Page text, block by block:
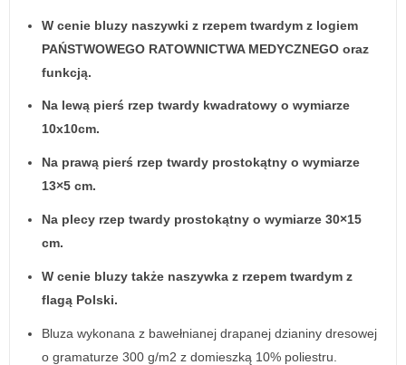
W cenie bluzy naszywki z rzepem twardym z logiem
PAŃSTWOWEGO RATOWNICTWA MEDYCZNEGO oraz
funkcją.
Na lewą pierś rzep twardy kwadratowy o wymiarze
10x10cm.
Na prawą pierś rzep twardy prostokątny o wymiarze
13×5 cm.
Na plecy rzep twardy prostokątny o wymiarze 30×15
cm.
W cenie bluzy także naszywka z rzepem twardym z
flagą Polski.
Bluza wykonana z bawełnianej drapanej dzianiny dresowej
o gramaturze 300 g/m2 z domieszką 10% poliestru.